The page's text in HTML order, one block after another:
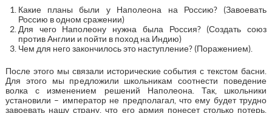
Какие планы были у Наполеона на Россию? (Завоевать
Россию в одном сражении)
Для чего Наполеону нужна была Россия? (Создать союз
против Англии и пойти в поход на Индию)
Чем для него закончилось это наступление? (Поражением).
После этого мы связали исторические события с текстом басни.
Для этого мы предложили школьникам соотнести поведение
волка с изменением решений Наполеона. Так, школьники
установили – император не предполагал, что ему будет трудно
завоевать нашу страну, что его армия понесет столько потерь.